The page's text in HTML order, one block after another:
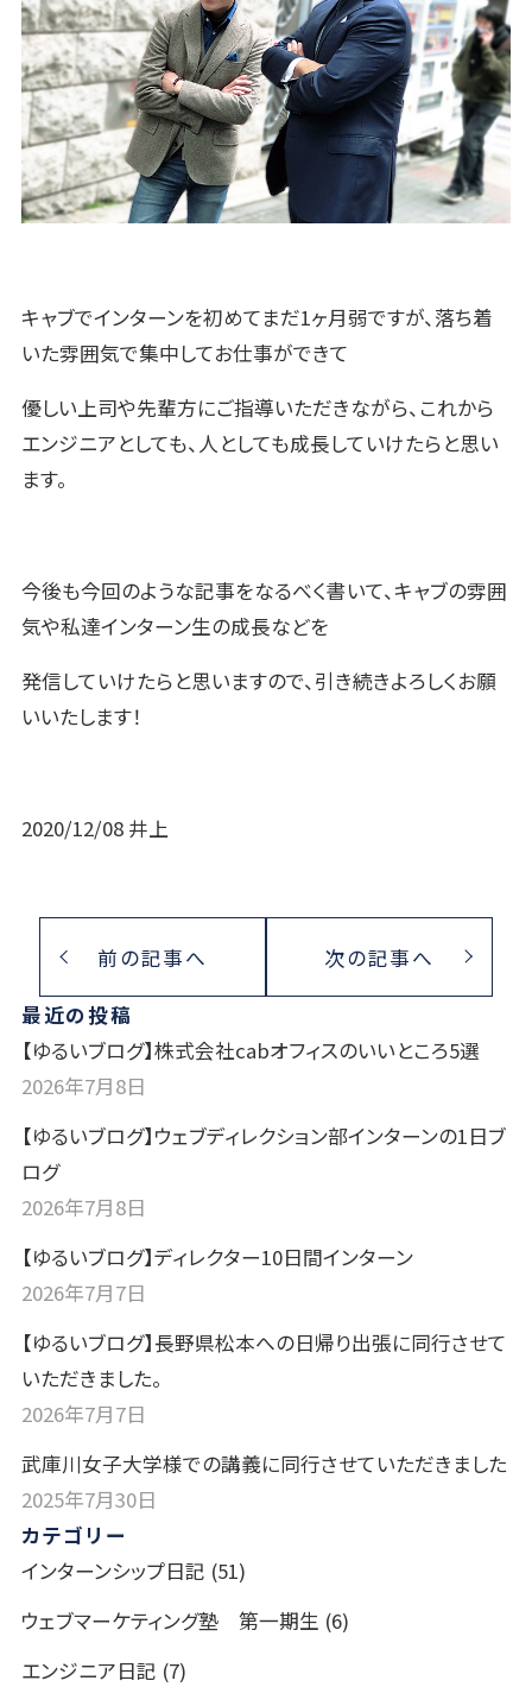
キャブでインターンを初めてまだ1ヶ月弱ですが、落ち着
いた雰囲気で集中してお仕事ができて
優しい上司や先輩方にご指導いただきながら、これから
エンジニアとしても、人としても成長していけたらと思い
ます。
今後も今回のような記事をなるべく書いて、キャブの雰囲
気や私達インターン生の成長などを
発信していけたらと思いますので、引き続きよろしくお願
いいたします！
2020/12/08 井上
前の記事へ 次の記事へ
最近の投稿
【ゆるいブログ】株式会社cabオフィスのいいところ5選
2026年7月8日
【ゆるいブログ】ウェブディレクション部インターンの1日ブ
ログ
2026年7月8日
【ゆるいブログ】ディレクター10日間インターン
2026年7月7日
【ゆるいブログ】長野県松本への日帰り出張に同行させて
いただきました。
2026年7月7日
武庫川女子大学様での講義に同行させていただきました
2025年7月30日
カテゴリー
インターンシップ日記 (51)
ウェブマーケティング塾 第一期生 (6)
エンジニア日記 (7)